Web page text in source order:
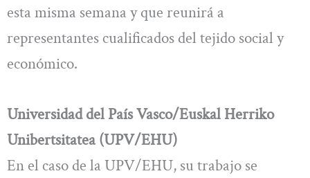
esta misma semana y que reunirá a
representantes cualificados del tejido social y
económico.
Universidad del País Vasco/Euskal Herriko
Unibertsitatea (UPV/EHU)
En el caso de la UPV/EHU, su trabajo se